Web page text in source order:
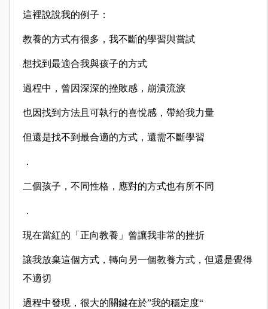
這裡說說我的例子：
教養的方式有很多，我不斷的學習與嘗試
想找到最適合我與孩子的方式
過程中，曾因深深的挫敗感，崩潰流淚
也因找到方法且可執行的喜悅感，帶給我力量
但還是找不到最合適的方式，還需不斷學習
．
二個孩子，不同性格，應對的方式也有所不同
．
現在當紅的「正向教養」曾讓我非常的挫折
讓我放棄這個方式，轉向另一個教養方式，但還是覺得
不適切
過程中發現，很大的關鍵在於”我的穩定度“